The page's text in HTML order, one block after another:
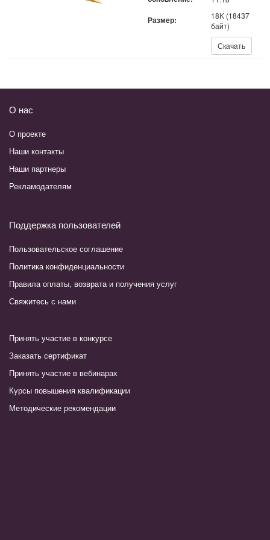
Размер:
18K (18437
байт)
Скачать
О нас
О проекте
Наши контакты
Наши партнеры
Рекламодателям
Поддержка пользователей
Пользовательское соглашение
Политика конфиденциальности
Правила оплаты, возврата и получения услуг
Свяжитесь с нами
Принять участие в конкурсе
Заказать сертификат
Принять участие в вебинарах
Курсы повышения квалификации
Методические рекомендации